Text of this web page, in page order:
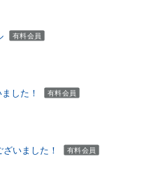
有料会員
した！ 有料会員
いました！ 有料会員